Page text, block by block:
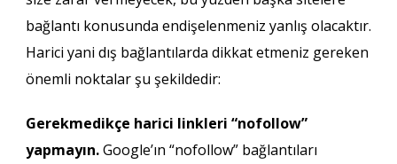
bağlantı konusunda endişelenmeniz yanlış olacaktır.
Harici yani dış bağlantılarda dikkat etmeniz gereken
önemli noktalar şu şekildedir:
Gerekmedikçe harici linkleri “nofollow”
yapmayın.Google’ın “nofollow” bağlantıları